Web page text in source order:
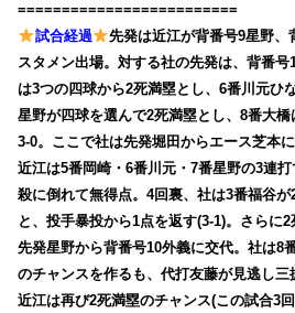
=========================
試合経過
先発は近江が背番号9星野
スタメン出場。対する社の先発は、背番
は3つの四球から2死満塁とし、6番川元ひ
星野が四球を選んで2死満塁とし、8番大橋
3-0。ここで社は先発堀田からエース芝本
近江は5番岡崎・6番川元・7番星野の3連
殺に倒れて無得点。4回裏、社は3番福谷
と、投手暴投から1点を返す(3-1)。さらに
先発星野から背番号10外義に交代。社は8
のチャンスを作るも、代打友藤が見逃し三
近江は再び2死満塁のチャンス(この試合3